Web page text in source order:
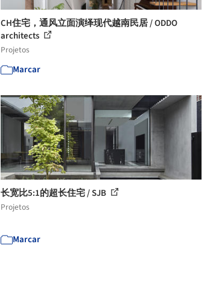
CH住宅，通风立面演绎现代越南民居 / ODDO
architects
Projetos
Marcar
长宽比5:1的超长住宅 / SJB
Projetos
Marcar